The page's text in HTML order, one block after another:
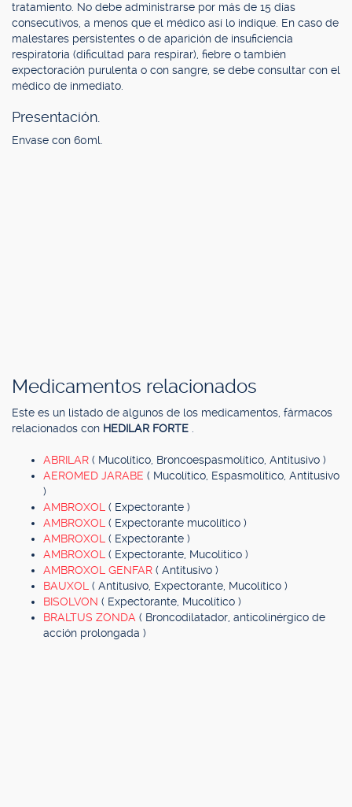
tratamiento. No debe administrarse por más de 15 días
consecutivos, a menos que el médico así lo indique. En caso de
malestares persistentes o de aparición de insuficiencia
respiratoria (dificultad para respirar), fiebre o también
expectoración purulenta o con sangre, se debe consultar con el
médico de inmediato.
Presentación.
Envase con 60ml.
Medicamentos relacionados
Este es un listado de algunos de los medicamentos, fármacos
relacionados con HEDILAR FORTE
ABRILAR ( Mucolítico, Broncoespasmolítico, Antitusivo )
AEROMED JARABE ( Mucolítico, Espasmolítico, Antitusivo
)
AMBROXOL ( Expectorante )
AMBROXOL ( Expectorante mucolítico )
AMBROXOL ( Expectorante )
AMBROXOL ( Expectorante, Mucolítico )
AMBROXOL GENFAR ( Antitusivo )
BAUXOL ( Antitusivo, Expectorante, Mucolítico )
BISOLVON ( Expectorante, Mucolítico )
BRALTUS ZONDA ( Broncodilatador, anticolinérgico de
acción prolongada )